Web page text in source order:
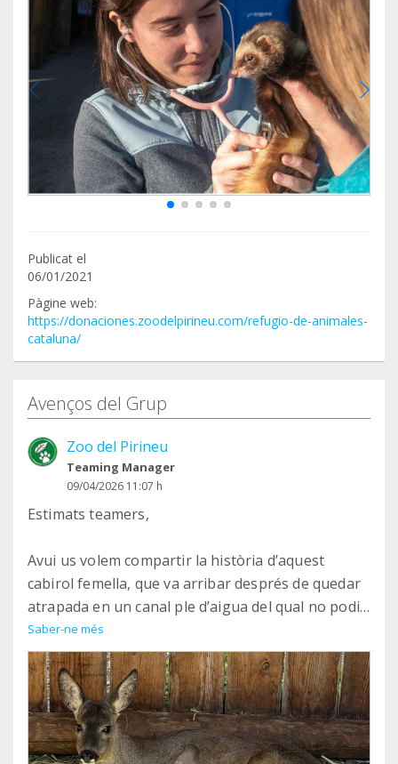
Publicat el
06/01/2021
Pàgine web:
https://donaciones.zoodelpirineu.com/refugio-de-animales-
cataluna/
Avenços del Grup
Zoo del Pirineu
Teaming Manager
09/04/2026 11:07 h
Estimats teamers,
Avui us volem compartir la història d’aquest
cabirol femella, que va arribar després de quedar
atrapada en un canal ple d’aigua del qual no podia
sortir. Les persones que la van trobar la van
ajudar de seguida, i gràcies a això va tenir una
oportunitat.
Quan va arribar al refugi vam veure que tenia una
pota davantera molt malmesa i, finalment, la vam
Saber-ne més